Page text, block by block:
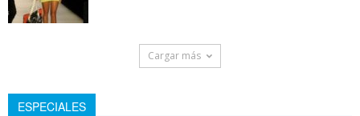
Cargar más
ESPECIALES